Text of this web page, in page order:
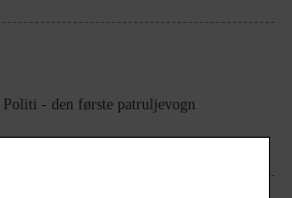
- den første patruljevogn